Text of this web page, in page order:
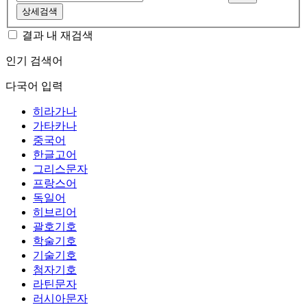
상세검색
결과 내 재검색
인기 검색어
다국어 입력
히라가나
가타카나
중국어
한글고어
그리스문자
프랑스어
독일어
히브리어
괄호기호
학술기호
기술기호
첨자기호
라틴문자
러시아문자